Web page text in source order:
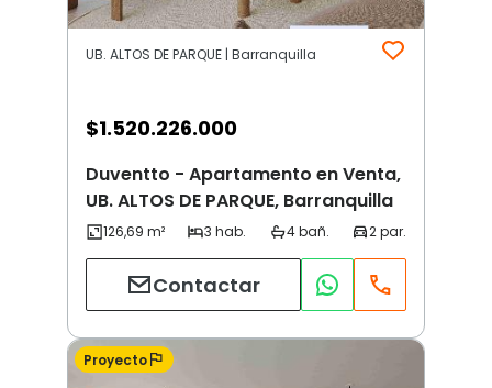
UB. ALTOS DE PARQUE | Barranquilla
$1.520.226.000
Duventto - Apartamento en Venta,
UB. ALTOS DE PARQUE, Barranquilla
Contactar
Proyecto